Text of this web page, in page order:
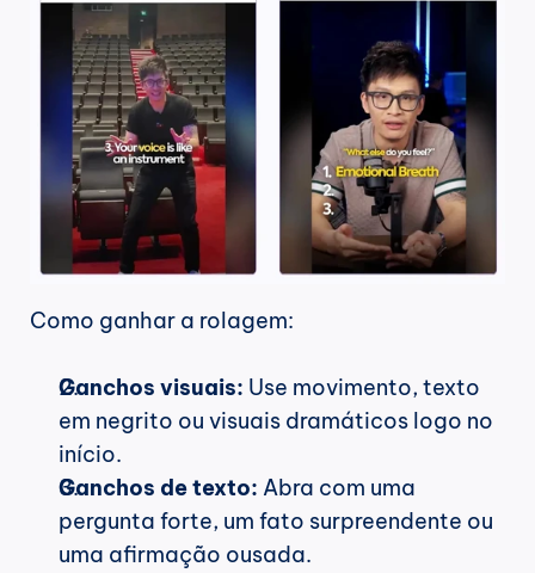
Como ganhar a rolagem:
Ganchos visuais: Use movimento, texto
em negrito ou visuais dramáticos logo no
início.
Ganchos de texto: Abra com uma
pergunta forte, um fato surpreendente ou
uma afirmação ousada.